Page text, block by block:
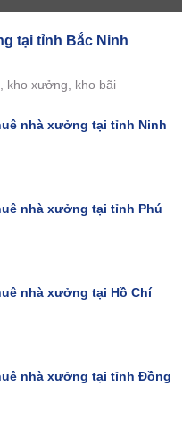
tại tỉnh Bắc Ninh
kho xưởng, kho bãi
nhà xưởng tại tỉnh Ninh
nhà xưởng tại tỉnh Phú
nhà xưởng tại Hồ Chí
nhà xưởng tại tỉnh Đồng